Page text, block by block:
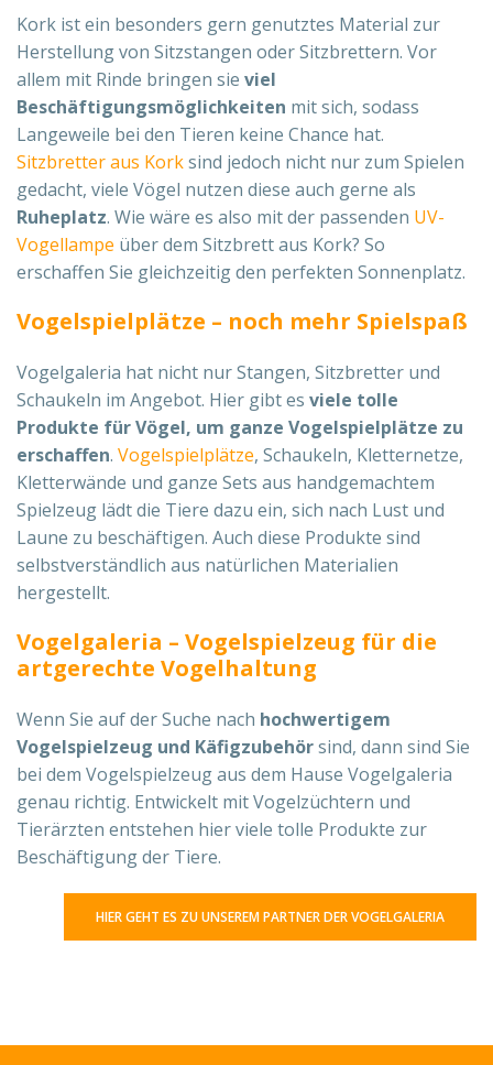
Kork ist ein besonders gern genutztes Material zur
Herstellung von Sitzstangen oder Sitzbrettern. Vor
allem mit Rinde bringen sie viel
Beschäftigungsmöglichkeiten mit sich, sodass
Langeweile bei den Tieren keine Chance hat.
Sitzbretter aus Korksind jedoch nicht nur zum Spielen
gedacht, viele Vögel nutzen diese auch gerne als
Ruheplatz. Wie wäre es also mit der passenden UV-
Vogellampe über dem Sitzbrett aus Kork? So
erschaffen Sie gleichzeitig den perfekten Sonnenplatz.
Vogelspielplätze – noch mehr Spielspaß
Vogelgaleria hat nicht nur Stangen, Sitzbretter und
Schaukeln im Angebot. Hier gibt es viele tolle
Produkte für Vögel, um ganze Vogelspielplätze zu
erschaffen. Vogelspielplätze, Schaukeln, Kletternetze,
Kletterwände und ganze Sets aus handgemachtem
Spielzeug lädt die Tiere dazu ein, sich nach Lust und
Laune zu beschäftigen. Auch diese Produkte sind
selbstverständlich aus natürlichen Materialien
hergestellt.
Vogelgaleria – Vogelspielzeug für die
artgerechte Vogelhaltung
Wenn Sie auf der Suche nach hochwertigem
Vogelspielzeug und Käfigzubehörsind, dann sind Sie
bei dem Vogelspielzeug aus dem Hause Vogelgaleria
genau richtig. Entwickelt mit Vogelzüchtern und
Tierärzten entstehen hier viele tolle Produkte zur
Beschäftigung der Tiere.
HIER GEHT ES ZU UNSEREM PARTNER DER VOGELGALERIA